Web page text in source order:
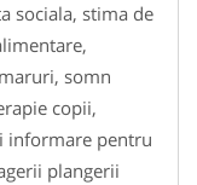
sociala, stima de
somn
copii,
informare pentru
plangerii